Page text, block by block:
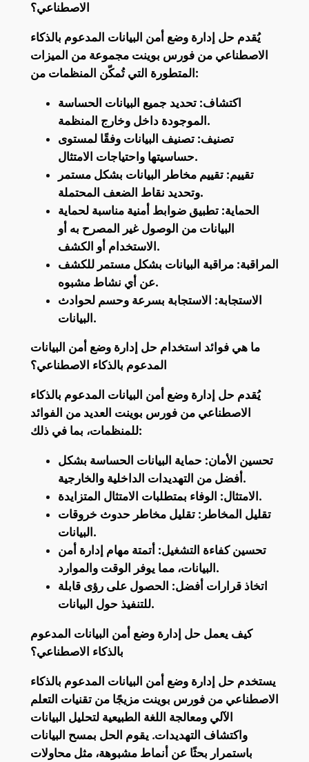
الاصطناعي؟
يُقدم حل إدارة وضع أمن البيانات المدعوم بالذكاء
الاصطناعي من فورس بوينت مجموعة من الميزات
المتطورة التي تُمكّن المنظمات من:
اكتشاف: تحديد جميع البيانات الحساسة
الموجودة داخل وخارج المنظمة.
تصنيف: تصنيف البيانات وفقًا لمستوى
حساسيتها واحتياجات الامتثال.
تقييم: تقييم مخاطر البيانات بشكل مستمر
وتحديد نقاط الضعف المحتملة.
الحماية: تطبيق ضوابط أمنية مناسبة لحماية
البيانات من الوصول غير المصرح به أو
الاستخدام أو الكشف.
المراقبة: مراقبة البيانات بشكل مستمر للكشف
عن أي نشاط مشبوه.
الاستجابة: الاستجابة بسرعة وحسم لحوادث
البيانات.
ما هي فوائد استخدام حل إدارة وضع أمن البيانات
المدعوم بالذكاء الاصطناعي؟
يُقدم حل إدارة وضع أمن البيانات المدعوم بالذكاء
الاصطناعي من فورس بوينت العديد من الفوائد
للمنظمات، بما في ذلك:
تحسين الأمان: حماية البيانات الحساسة بشكل
أفضل من التهديدات الداخلية والخارجية.
الامتثال: الوفاء بمتطلبات الامتثال المتزايدة.
تقليل المخاطر: تقليل مخاطر حدوث خروقات
البيانات.
تحسين كفاءة التشغيل: أتمتة مهام إدارة أمن
البيانات، مما يوفر الوقت والموارد.
اتخاذ قرارات أفضل: الحصول على رؤى قابلة
للتنفيذ حول البيانات.
كيف يعمل حل إدارة وضع أمن البيانات المدعوم
بالذكاء الاصطناعي؟
يستخدم حل إدارة وضع أمن البيانات المدعوم بالذكاء
الاصطناعي من فورس بوينت مزيجًا من تقنيات التعلم
الآلي ومعالجة اللغة الطبيعية لتحليل البيانات
واكتشاف التهديدات. يقوم الحل بمسح البيانات
باستمرار بحثًا عن أنماط مشبوهة، مثل محاولات